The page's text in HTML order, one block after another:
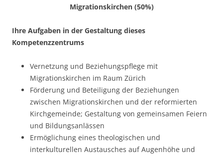
Migrationskirchen (50%)
Ihre Aufgaben in der Gestaltung dieses
Kompetenzzentrums
Vernetzung und Beziehungspflege mit
Migrationskirchen im Raum Zürich
Förderung und Beteiligung der Beziehungen
zwischen Migrationskirchen und der reformierten
Kirchgemeinde; Gestaltung von gemeinsamen Feiern
und Bildungsanlässen
Ermöglichung eines theologischen und
interkulturellen Austausches auf Augenhöhe und